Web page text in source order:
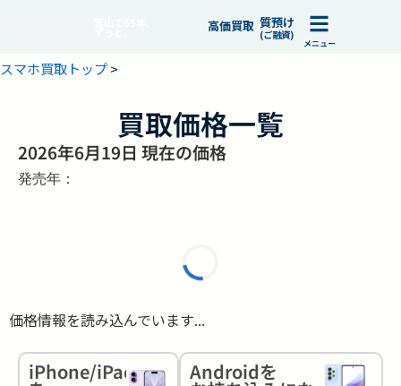
高価買取 質預け
(ご融資)
メニュー
スマホ買取トップ>
買取価格一覧
2026年6月19日 現在の価格
発売年：
価格情報を読み込んでいます...
iPhone/iPad Androidを